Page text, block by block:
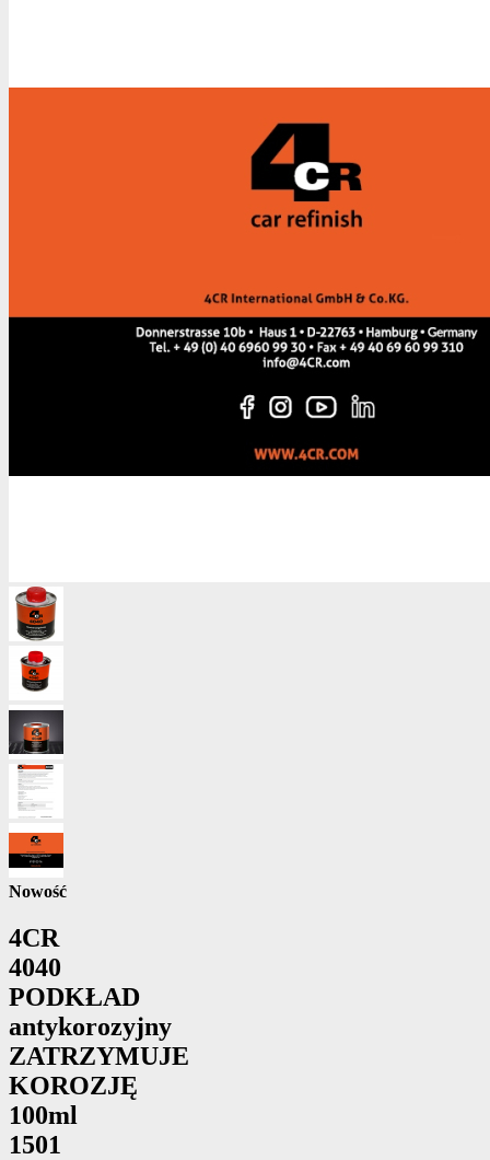
Nowość
4CR
4040
PODKŁAD
antykorozyjny
ZATRZYMUJE
KOROZJĘ
100ml
1501